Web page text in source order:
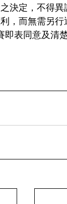
決定，不得異
，而無需另行
即表同意及清